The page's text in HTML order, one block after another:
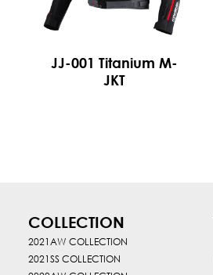
JJ-001 Titanium M-
JKT
COLLECTION
2021AW COLLECTION
2021SS COLLECTION